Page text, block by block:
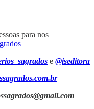
para nos
e @iseditora